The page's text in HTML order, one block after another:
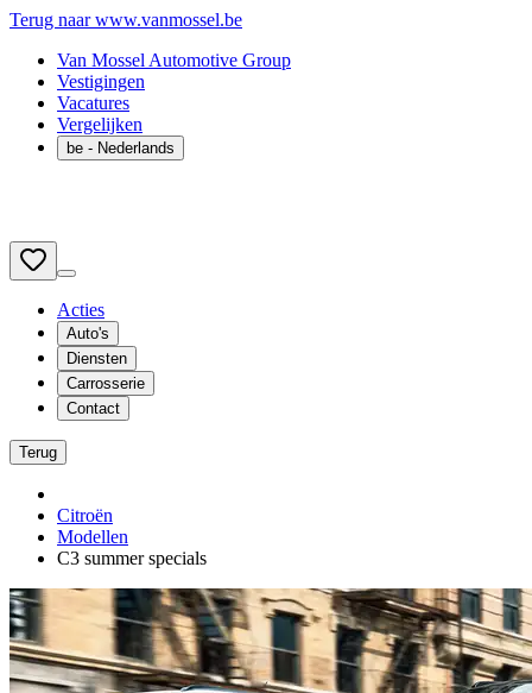
Terug naar www.vanmossel.be
Van Mossel Automotive Group
Vestigingen
Vacatures
Vergelijken
be - Nederlands
Acties
Auto's
Diensten
Carrosserie
Contact
Terug
Citroën
Modellen
C3 summer specials